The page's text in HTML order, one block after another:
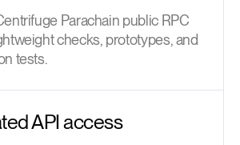
Parachain public RPC
checks, prototypes, and
tests.
API access